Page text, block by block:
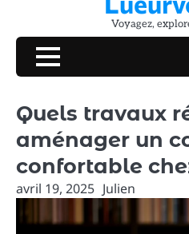
Voyagez,
Quels travaux
aménager un
confortable
avril 19, 2025 Julien